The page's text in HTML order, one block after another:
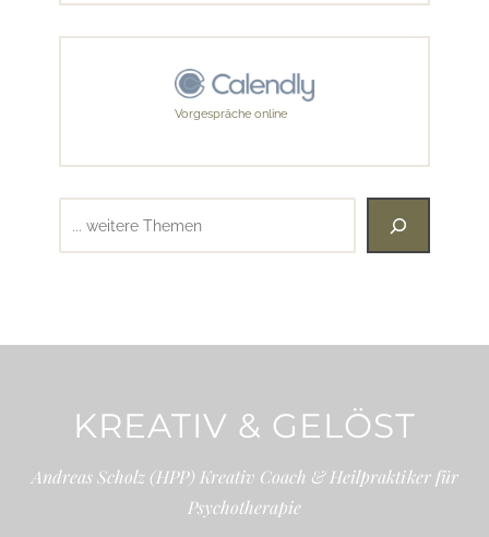
Vorgespräche online
KREATIV & GELÖST
Andreas Scholz (HPP) Kreativ Coach & Heilpraktiker für
Psychotherapie